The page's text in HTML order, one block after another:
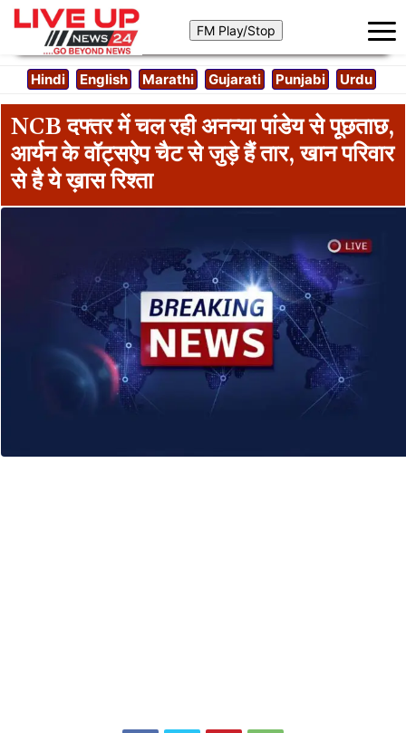
Hindi English Marathi Gujarati Punjabi Urdu
NCB दफ्तर में चल रही अनन्या पांडेय से पूछताछ,
आर्यन के वॉट्सऐप चैट से जुड़े हैं तार, खान परिवार
से है ये ख़ास रिश्ता